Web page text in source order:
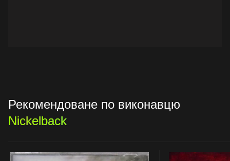
Рекомендоване по виконавцю
Nickelback